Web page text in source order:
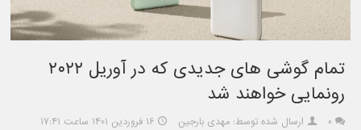
تمام گوشی های جدیدی که در آوریل ۲۰۲۲
رونمایی خواهند شد
۰ ارسال شده توسط: مهدی بارجین ۱۶ فروردین ۱۴۰۱ ساعت ۱۷:۴۱